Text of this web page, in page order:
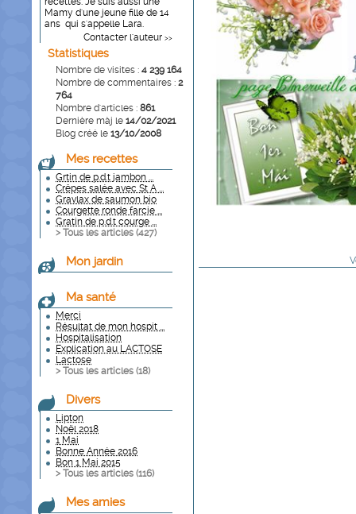
Mamy d'une jeune fille de 14
ans qui s'appelle Lara.
Contacter l'auteur >>
Statistiques
Nombre de visites : 4 239 164
Nombre de commentaires : 2
764
Nombre d'articles : 861
Dernière màj le 14/02/2021
Blog créé le 13/10/2008
Mes recettes
Grtin de p.d.t jambon ...
Crêpes salée avec St A ...
Gravlax de saumon bio
Courgette ronde farcie ...
Gratin de p.d.t courge ...
> Tous les articles (427)
Mon jardin
Ma santé
Merci
Résultat de mon hospit ...
Hospitalisation
Explication au LACTOSE
Lactose
> Tous les articles (18)
Divers
Lipton
Noël 2018
1 Mai
Bonne Année 2016
Bon 1 Mai 2015
> Tous les articles (116)
Mes amies